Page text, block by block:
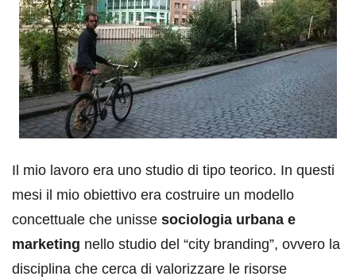
Il mio lavoro era uno studio di tipo teorico. In questi
mesi il mio obiettivo era costruire un modello
concettuale che unisse sociologia urbana e
marketing nello studio del “city branding”, ovvero la
disciplina che cerca di valorizzare le risorse